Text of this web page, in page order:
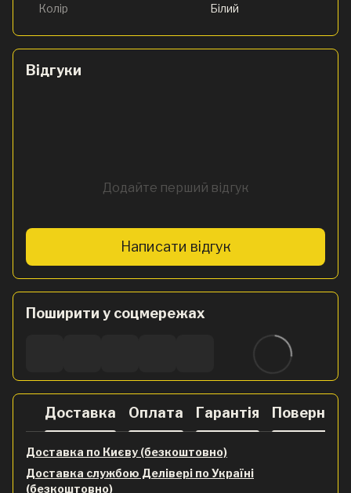
Колір Білий
Відгуки
Додайте перший відгук
Написати відгук
Поширити у соцмережах
Доставка Оплата Гарантія
Доставка по Києву (безкоштовно)
Доставка службою Делівері по Україні
(безкоштовно)